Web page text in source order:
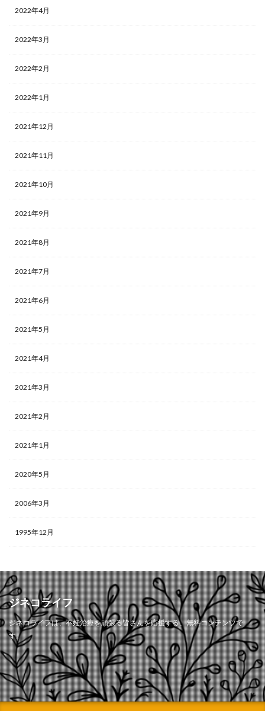
2022年4月
2022年3月
2022年2月
2022年1月
2021年12月
2021年11月
2021年10月
2021年9月
2021年8月
2021年7月
2021年6月
2021年5月
2021年4月
2021年3月
2021年2月
2021年1月
2020年5月
2006年3月
1995年12月
ジネコライフ
ジネコライフは、不妊治療を頑張る皆さんを応援する、無料コンテンツで
す。